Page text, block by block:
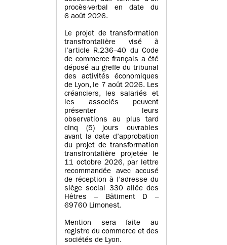
procès-verbal en date du
6 août 2026.
Le projet de transformation
transfrontalière visé à
l’article R.236–40 du Code
de commerce français a été
déposé au greffe du tribunal
des activités économiques
de Lyon, le 7 août 2026. Les
créanciers, les salariés et
les associés peuvent
présenter leurs
observations au plus tard
cinq (5) jours ouvrables
avant la date d’approbation
du projet de transformation
transfrontalière projetée le
11 octobre 2026, par lettre
recommandée avec accusé
de réception à l’adresse du
siège social 330 allée des
Hêtres – Bâtiment D –
69760 Limonest.
Mention sera faite au
registre du commerce et des
sociétés de Lyon.